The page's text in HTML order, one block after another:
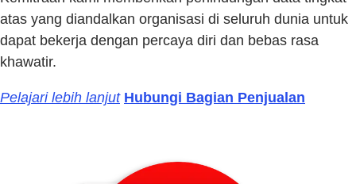
atas yang diandalkan organisasi di seluruh dunia untuk
dapat bekerja dengan percaya diri dan bebas rasa
khawatir.
Pelajari lebih lanjut Hubungi Bagian Penjualan